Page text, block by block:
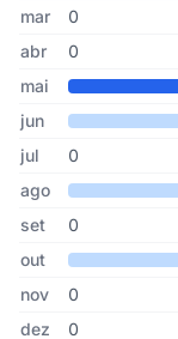
mar
0
abr
0
mai
jun
jul
0
ago
set
0
out
nov
0
dez
0